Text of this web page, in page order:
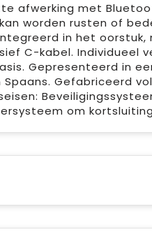
afwerking met
worden rusten of
in het
C-kabel. Individueel
Gepresenteerd in
Gefabriceerd
om